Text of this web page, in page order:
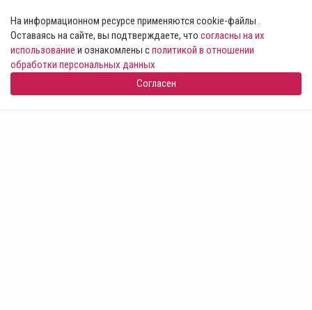
На информационном ресурсе применяются cookie-файлы .
Оставаясь на сайте, вы подтверждаете, что согласны на их
использование и ознакомлены сполитикой в отношении
обработки персональных данных
Согласен